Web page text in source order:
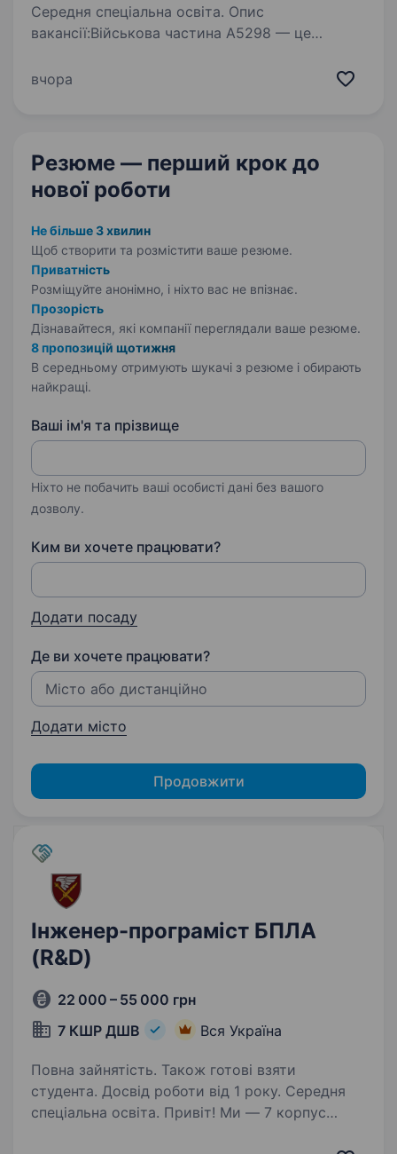
Середня спеціальна освіта. Опис
вакансії:Військова частина А5298 — це
Сил України. Частина бажає долучить до своєї
вчора
Резюме — перший крок до
нової роботи
Не більше 3 хвилин
Щоб створити та розмістити ваше резюме.
Приватність
Розміщуйте анонімно, і ніхто вас не впізнає.
Прозорість
Дізнавайтеся, які компанії переглядали ваше резюме.
8 пропозицій щотижня
В середньому отримують шукачі з резюме і обирають
найкращі.
Ваші ім'я та прізвище
Ніхто не побачить ваші особисті дані без вашого
дозволу.
Ким ви хочете працювати?
Додати посаду
Де ви хочете працювати?
Додати місто
Продовжити
Інженер-програміст БПЛА
(R&D)
22 000 – 55 000 грн
7 КШР ДШВ
Вся Україна
Повна зайнятість. Також готові взяти
студента. Досвід роботи від 1 року. Середня
спеціальна освіта. Привіт! Ми — 7 корпус